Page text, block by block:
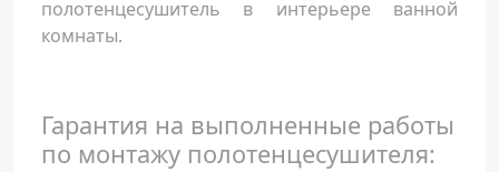
полотенцесушитель в интерьере ванной
комнаты.
Гарантия на выполненные работы
по монтажу полотенцесушителя: